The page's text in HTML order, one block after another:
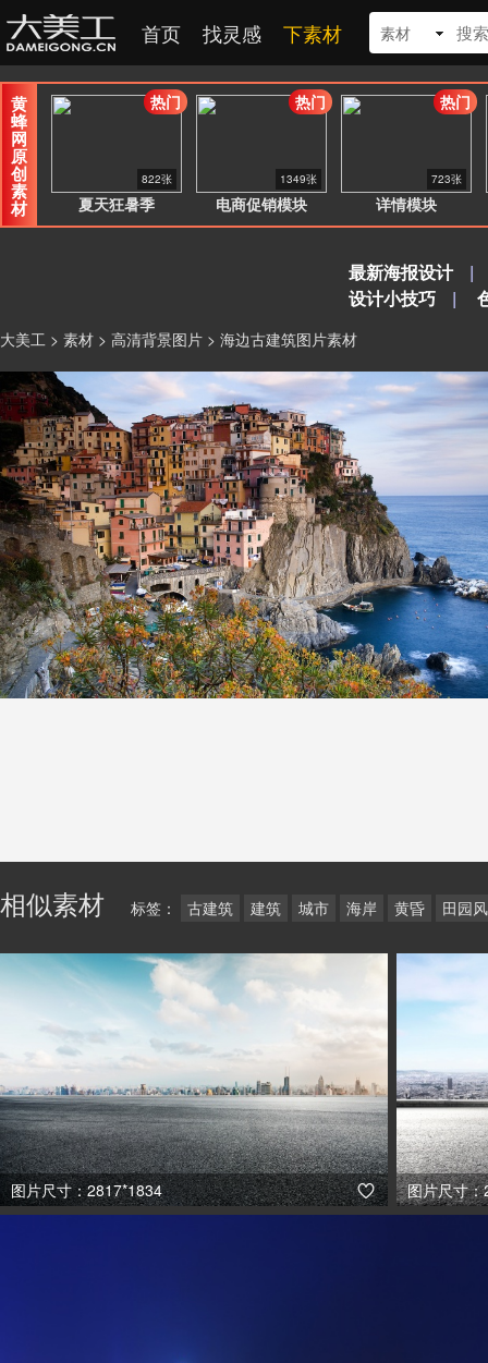
首页 找灵感 下素材 素材
黄
蜂
网
原
创
素
材 夏天狂暑季
822张
热门
电商促销模块
1349张
热门
详情模块
723张
热门
最新海报设计
|
设计小技巧
|
大美工 > 素材 > 高清背景图片 > 海边古建筑图片素材
相似素材 标签： 古建筑 建筑 城市 海岸 黄昏 田园
图片尺寸：2817*1834  图片尺寸